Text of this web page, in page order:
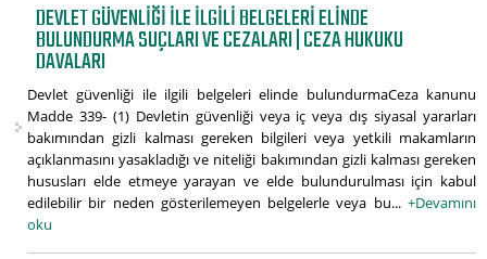
DEVLET GÜVENLIĞI ILE ILGILI BELGELERI ELINDE
BULUNDURMA SUÇLARI VE CEZALARI | CEZA HUKUKU
DAVALARI
Devlet güvenliği ile ilgili belgeleri elinde bulundurmaCeza kanunu
Madde 339- (1) Devletin güvenliği veya iç veya dış siyasal yararları
bakımından gizli kalması gereken bilgileri veya yetkili makamların
açıklanmasını yasakladığı ve niteliği bakımından gizli kalması gereken
hususları elde etmeye yarayan ve elde bulundurulması için kabul
edilebilir bir neden gösterilemeyen belgelerle veya bu... +Devamını
oku